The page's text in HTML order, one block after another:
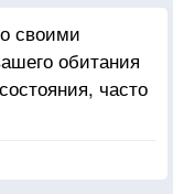
своими
обитания
часто